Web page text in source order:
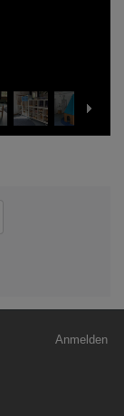
Anmelden